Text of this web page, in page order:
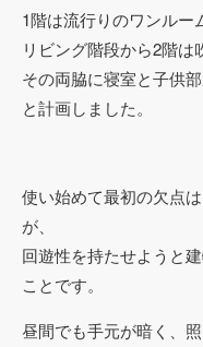
1階は流行りのワンルー
リビング階段から2階は
その両脇に寝室と子
と計画しました。
使い始めて最初の欠点
が、
回遊性を持たせようと
ことです。
昼間でも手元が暗く、